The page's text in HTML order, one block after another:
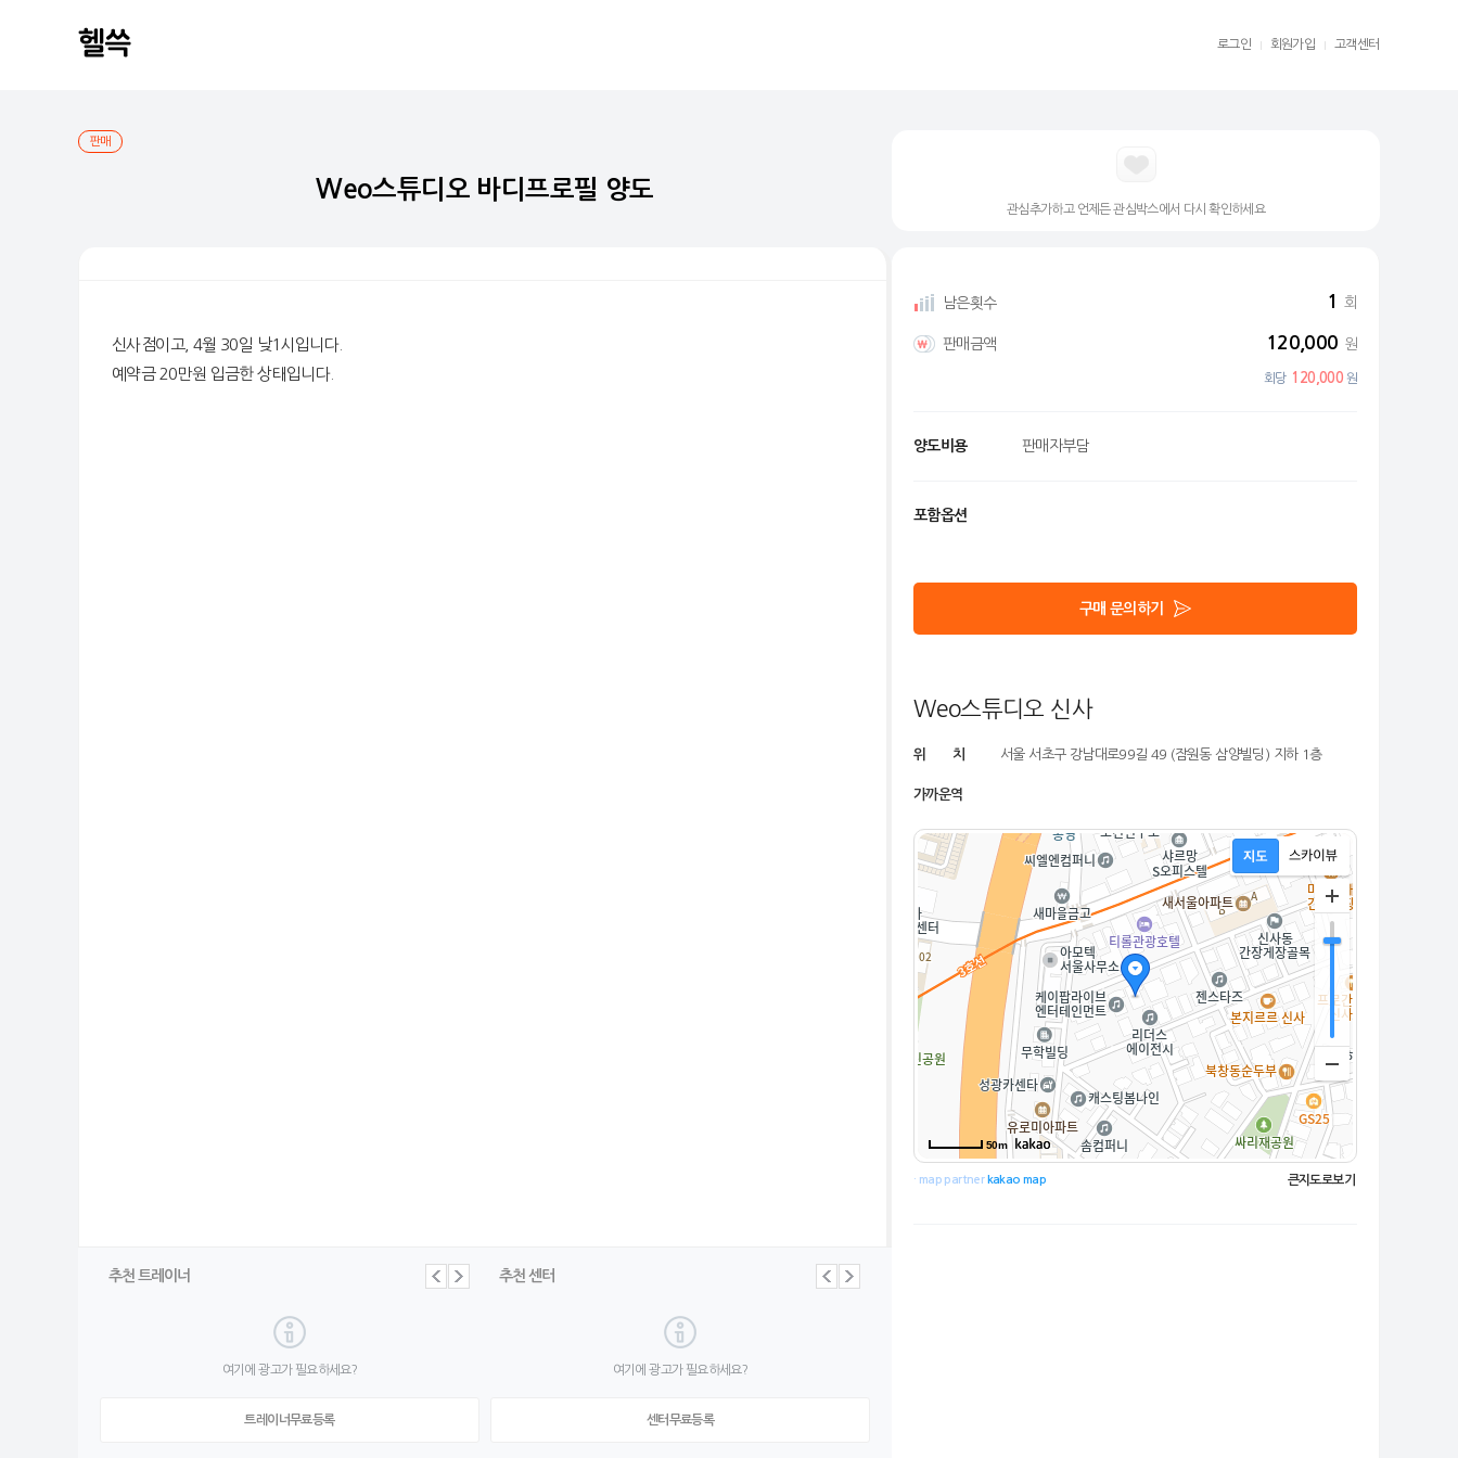
로그인 회원가입 고객센터
판매
Weo스튜디오 바디프로필 양도
관심추가하고 언제든 관심박스에서 다시 확인하세요
신사점이고, 4월 30일 낮1시입니다.
예약금 20만원 입금한 상태입니다.
남은횟수 1 회
판매금액 120,000 원
회당 120,000 원
양도비용 판매자부담
포함옵션
구매 문의하기
Weo스튜디오 신사
위 치 서울 서초구 강남대로99길 49 (잠원동 삼양빌딩) 지하 1층
가까운역
50m
· map partner kakao map 큰지도로보기
추천 트레이너
여기에 광고가 필요하세요?
트레이너무료등록
추천 센터
여기에 광고가 필요하세요?
센터무료등록